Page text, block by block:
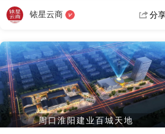
铱星云商 分
周口淮阳建业百城天地